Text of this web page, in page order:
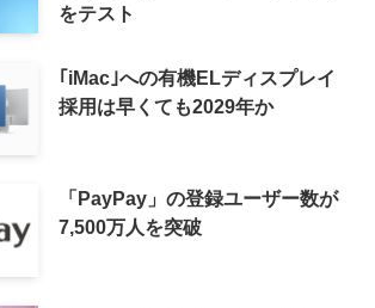
をテスト
｢iMac｣への有機ELディスプレイ
採用は早くても2029年か
「PayPay」の登録ユーザー数が
7,500万人を突破